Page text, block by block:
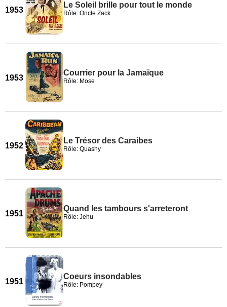
1953
Le Soleil brille pour tout le monde
Rôle: Oncle Zack
1953
Courrier pour la Jamaïque
Rôle: Mose
1952
Le Trésor des Caraibes
Rôle: Quashy
1951
Quand les tambours s'arreteront
Rôle: Jehu
1951
Coeurs insondables
Rôle: Pompey